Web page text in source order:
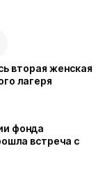
вторая женская
лагеря
фонда
встреча с